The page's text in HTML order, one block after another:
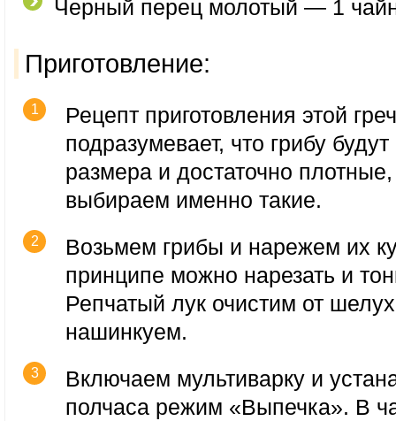
Черный перец молотый — 1
Приготовление:
Рецепт приготовления этой
подразумевает, что грибу
размера и достаточно
выбираем именно такие.
Возьмем грибы и нарежем их
принципе можно нарезать и
Репчатый лук очистим от
нашинкуем.
Включаем мультиварку и
полчаса режим «Выпечка». В